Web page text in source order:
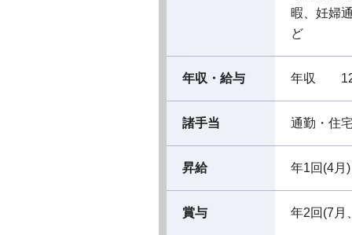
暇、妊婦
ど
年収・給与 年収
諸手当 通勤・住
昇給 年1回(4月)
賞与 年2回(7月